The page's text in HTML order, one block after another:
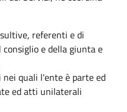
referenti e di
e della giunta e
quali l'ente è parte ed
ed atti unilaterali